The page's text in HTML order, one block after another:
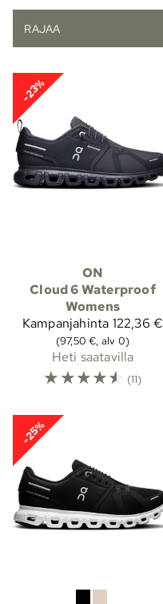
RAJAA
-23%
ON
Cloud 6 Waterproof
Womens
Kampanjahinta 122,36 €
(97,50 €, alv 0)
Heti saatavilla
☆☆☆☆☆ (11)
-25%